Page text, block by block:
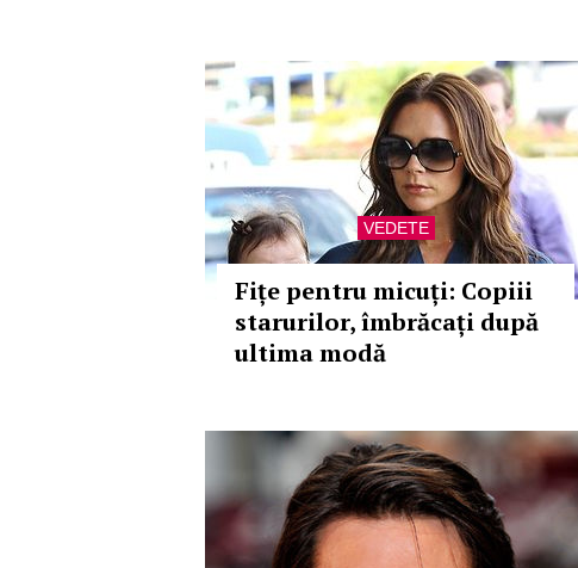
VEDETE
Fițe pentru micuți: Copiii
starurilor, îmbrăcați după
ultima modă